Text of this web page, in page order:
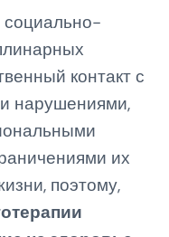
социально-
контакт с
нарушениями,
их
поэтому,